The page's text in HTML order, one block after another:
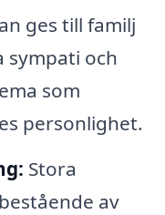
ges till familj
sympati och
som
personlighet.
Stora
av